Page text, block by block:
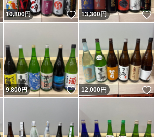
いいね！
10,800円 いいね！
13,300円
いいね！
9,800円 いいね！
12,000円